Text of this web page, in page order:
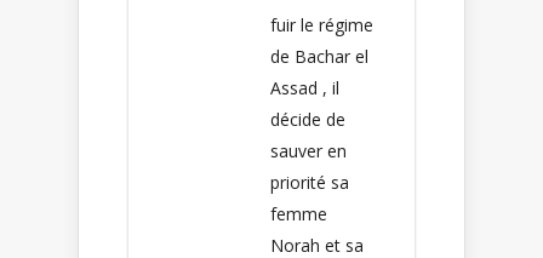
fuir le régime
de Bachar el
Assad , il
décide de
sauver en
priorité sa
femme
Norah et sa